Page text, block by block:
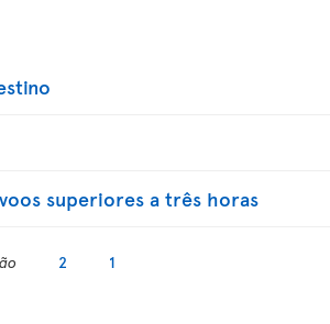
superiores a três horas
2 1